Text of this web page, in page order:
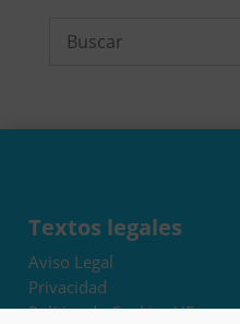
Textos legales
Aviso Legal
Privacidad
Política de Cookies UE